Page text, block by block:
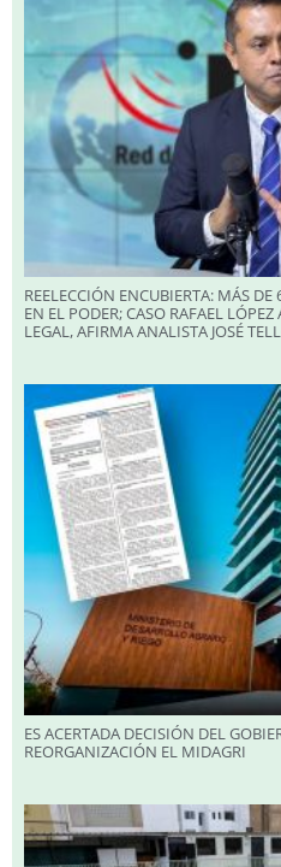
REELECCIÓN ENCUBIERTA: MÁS
EN EL PODER; CASO RAFAEL
LEGAL, AFIRMA ANALISTA JOSÉ
ES ACERTADA DECISIÓN DEL
REORGANIZACIÓN EL MIDAGRI